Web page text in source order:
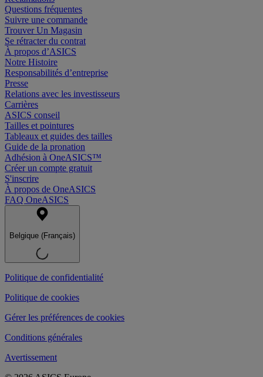
Questions fréquentes
Suivre une commande
Trouver Un Magasin
Se rétracter du contrat
À propos d’ASICS
Notre Histoire
Responsabilités d’entreprise
Presse
Relations avec les investisseurs
Carrières
ASICS conseil
Tailles et pointures
Tableaux et guides des tailles
Guide de la pronation
Adhésion à OneASICS™
Créer un compte gratuit
S'inscrire
À propos de OneASICS
FAQ OneASICS
Belgique (Français)
Politique de confidentialité
Politique de cookies
Gérer les préférences de cookies
Conditions générales
Avertissement